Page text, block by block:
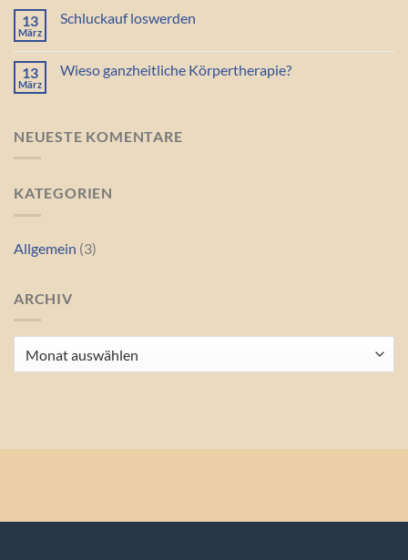
13
März
Schluckauf loswerden
13
März
Wieso ganzheitliche Körpertherapie?
NEUESTE KOMENTARE
KATEGORIEN
Allgemein (3)
ARCHIV